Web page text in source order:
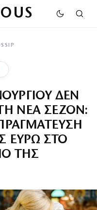
ΔΕΝ
ΝΕΑ ΣΕΖΟΝ:
ΕΥΡΩ ΣΤΟ
ΤΗΣ